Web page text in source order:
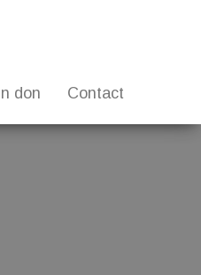
don Contact